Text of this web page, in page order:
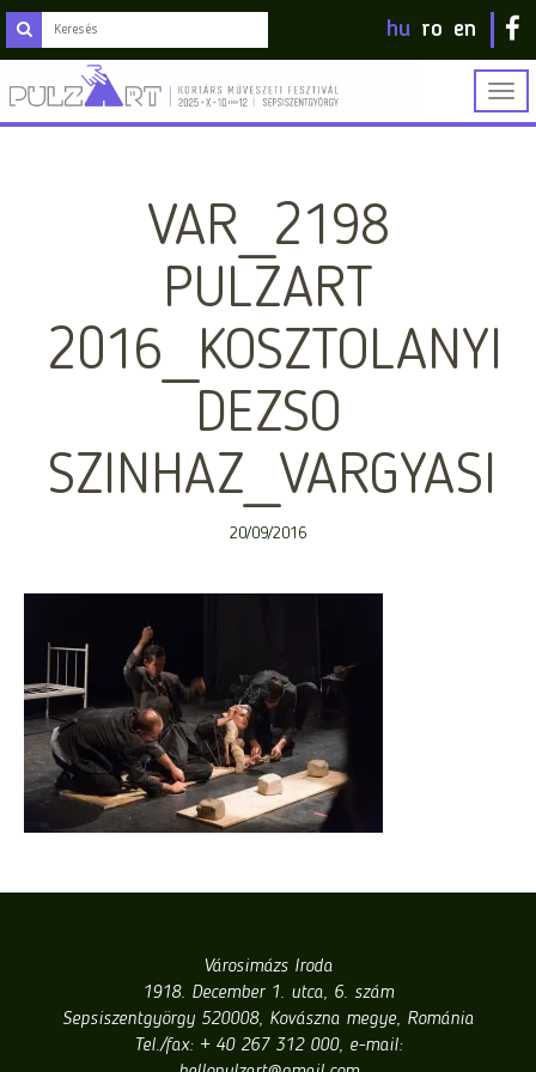
hu ro en
VAR_2198
PULZART
2016_KOSZTOLANYI
DEZSO
SZINHAZ_VARGYASI
20/09/2016
Városimázs Iroda
1918. December 1. utca, 6. szám
Sepsiszentgyörgy 520008, Kovászna megye, Románia
Tel./fax: + 40 267 312 000, e-mail: